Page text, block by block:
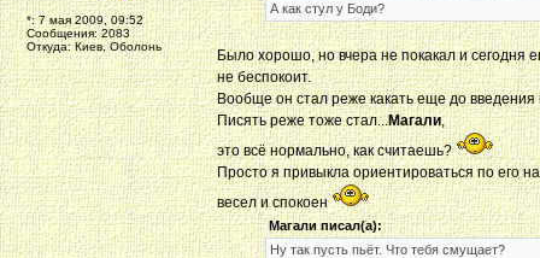
*: 7 мая 2009, 09:52
Сообщения: 2083
Откуда: Киев, Оболонь
А как стул у Боди?
Было хорошо, но вчера не покакал и сегодня
не беспокоит.
Вообще он стал реже какать еще до
Писять реже тоже стал...Магали,
это всё нормально, как считаешь?
Просто я привыкла ориентироваться по его
весел и спокоен
Магали писал(а):
Ну так пусть пьёт. Что тебя смущает?